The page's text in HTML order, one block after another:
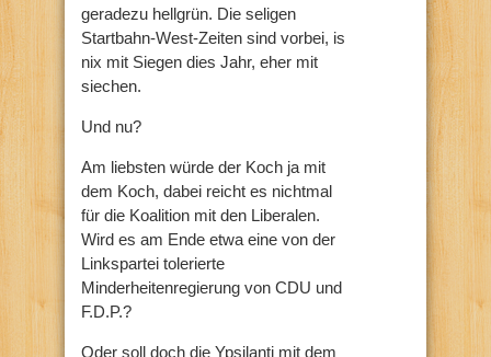
geradezu hellgrün. Die seligen
Startbahn-West-Zeiten sind vorbei, is
nix mit Siegen dies Jahr, eher mit
siechen.
Und nu?
Am liebsten würde der Koch ja mit
dem Koch, dabei reicht es nichtmal
für die Koalition mit den Liberalen.
Wird es am Ende etwa eine von der
Linkspartei tolerierte
Minderheitenregierung von CDU und
F.D.P.?
Oder soll doch die Ypsilanti mit dem